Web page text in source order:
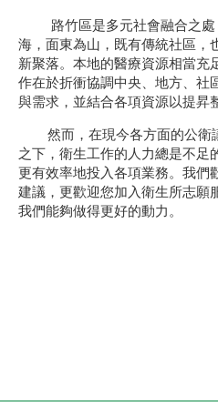
路竹區是多元社會融合之處
海，面東為山，既有傳統社區，
新聚落。本地的醫療資源相當充
作在於折衝協調中央、地方、社
與需求，並結合各項資源以提昇
然而，在現今各方面的公衛
之下，衛生工作的人力總是不足
更有效率地投入各項業務。我們
建議，更歡迎您加入衛生所志願
我們能夠做得更好的動力。